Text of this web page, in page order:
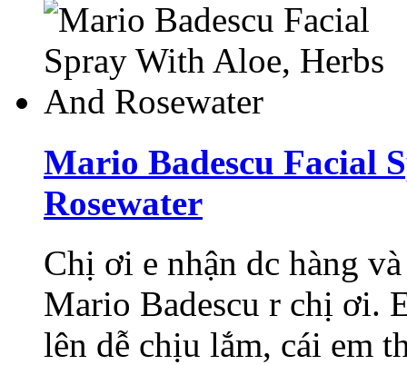
Mario Badescu Facial
Rosewater
Chị ơi e nhận dc hàng
Mario Badescu r chị ơi.
lên dễ chịu lắm, cái em